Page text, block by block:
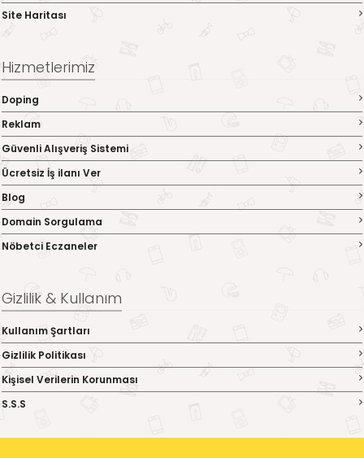
Site Haritası
Hizmetlerimiz
Doping
Reklam
Güvenli Alışveriş Sistemi
Ücretsiz İş ilanı Ver
Blog
Domain Sorgulama
Nöbetci Eczaneler
Gizlilik & Kullanım
Kullanım Şartları
Gizlilik Politikası
Kişisel Verilerin Korunması
S.S.S